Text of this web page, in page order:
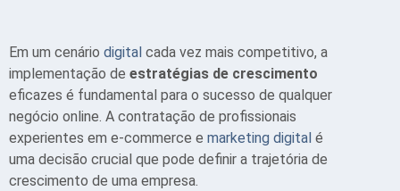
Em um cenário digital cada vez mais competitivo, a
implementação de estratégias de crescimento
eficazes é fundamental para o sucesso de qualquer
negócio online. A contratação de profissionais
experientes em e-commerce e marketing digital é
uma decisão crucial que pode definir a trajetória de
crescimento de uma empresa.